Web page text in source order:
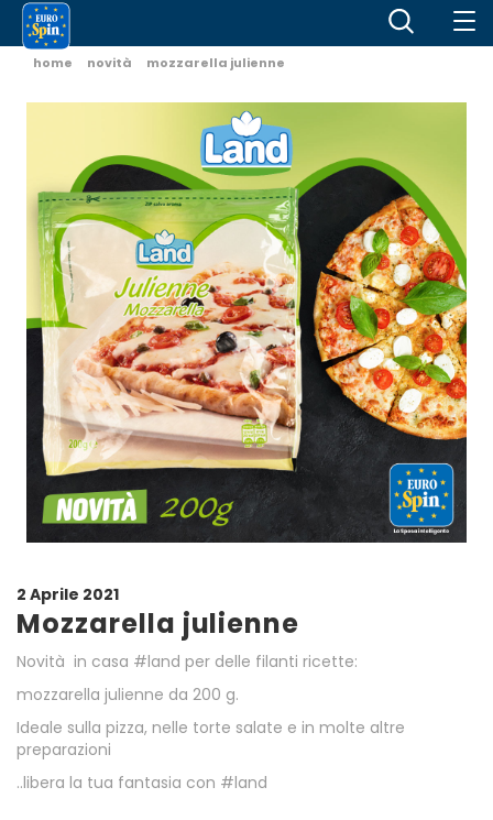
home novità mozzarella julienne
2 Aprile 2021
Mozzarella julienne
Novità in casa #land per delle filanti ricette:
mozzarella julienne da 200 g.
Ideale sulla pizza, nelle torte salate e in molte altre
preparazioni
..libera la tua fantasia con #land